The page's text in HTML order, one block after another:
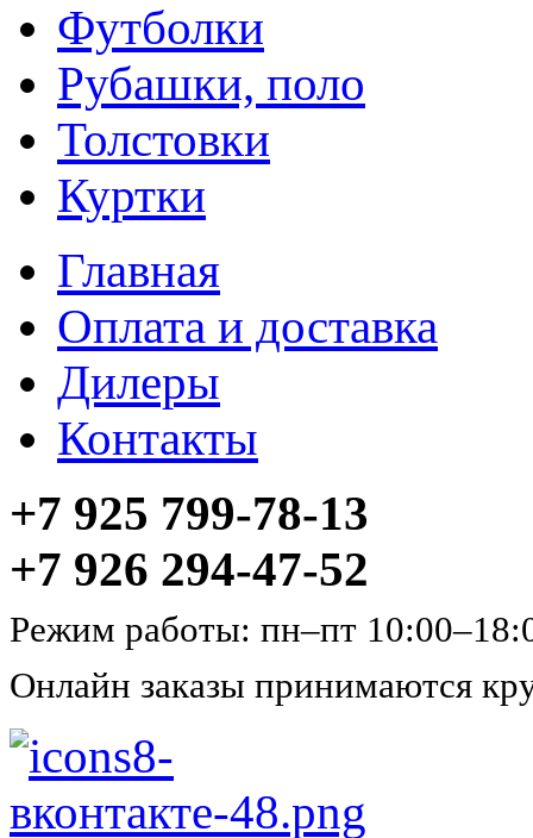
Футболки
Рубашки, поло
Толстовки
Куртки
Главная
Оплата и доставка
Дилеры
Контакты
+7 925 799-78-13
+7 926 294-47-52
Режим работы: пн–пт
Онлайн заказы принимаются